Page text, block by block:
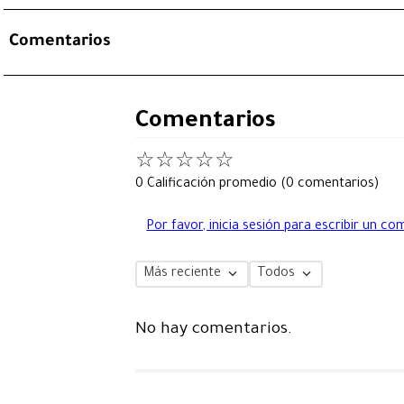
Comentarios
Comentarios
☆☆☆☆☆
0 Calificación promedio (0 comentarios)
Por favor, inicia sesión para escribir un
Más reciente Todos
No hay comentarios.